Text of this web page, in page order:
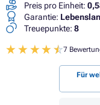
Preis pro Einheit:
Garantie:
Treuepunkte: 8
7
Für